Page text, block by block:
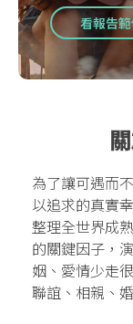
看報告
為了讓可遇而
以追求的真實
整理全世界成
的關鍵因子，
姻、愛情少走
聯誼、相親、